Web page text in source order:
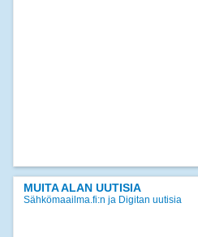
MUITA ALAN UUTISIA
Sähkömaailma.fi:n ja Digitan uutisia